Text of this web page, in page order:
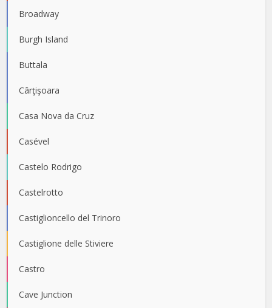
Broadway
Burgh Island
Buttala
Cârţişoara
Casa Nova da Cruz
Casével
Castelo Rodrigo
Castelrotto
Castiglioncello del Trinoro
Castiglione delle Stiviere
Castro
Cave Junction